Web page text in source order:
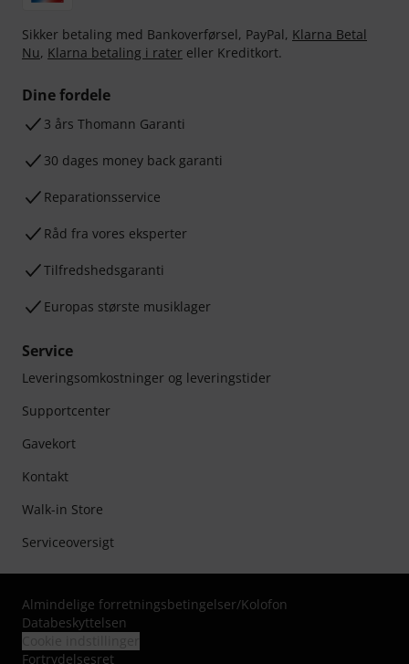
Sikker betaling med Bankoverførsel, PayPal, Klarna Betal
Nu, Klarna betaling i rater eller Kreditkort.
Dine fordele
3 års Thomann Garanti
30 dages money back garanti
Reparationsservice
Råd fra vores eksperter
Tilfredshedsgaranti
Europas største musiklager
Service
Leveringsomkostninger og leveringstider
Supportcenter
Gavekort
Kontakt
Walk-in Store
Serviceoversigt
Almindelige forretningsbetingelser/Kolofon
Databeskyttelsen
Fortrydelsesret